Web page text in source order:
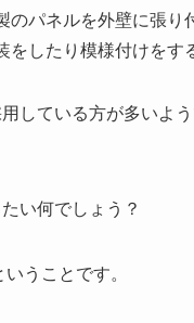
のパネルを外壁に張り
をしたり模様付けをす
している方が多いよ
い何でしょう？
いうことです。